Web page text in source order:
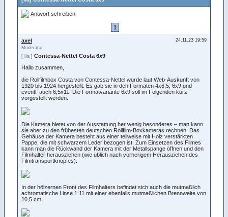
Antwort schreiben
1
24.11.23 19:59
axel
Moderator
[ iIa ] Contessa-Nettel Costa 6x9
Hallo zusammen,
die Rollfilmbox Costa von Contessa-Nettel wurde laut Web-Auskunft von
1920 bis 1924 hergestellt. Es gab sie in den Formaten 4x6,5; 6x9 und
eventl. auch 6,5x11. Die Formatvariante 6x9 soll im Folgenden kurz
vorgestellt werden.
Die Kamera bietet von der Ausstattung her wenig besonderes – man kann
sie aber zu den frühesten deutschen Rollfilm-Boxkameras rechnen. Das
Gehäuse der Kamera besteht aus einer teilweise mit Holz verstärkten
Pappe, die mit schwarzem Leder bezogen ist. Zum Einsetzen des Filmes
kann man die Rückwand der Kamera mit der Metallspange öffnen und den
Filmhalter herausziehen (wie üblich nach vorherigem Herausziehen des
Filmtransportknopfes).
In der hölzernen Front des Filmhalters befindet sich auch die mutmaßlich
achromatische Linse 1:11 mit einer ebenfalls mutmaßlichen Brennweite von
10,5 cm.